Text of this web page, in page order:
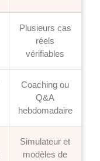
Plusieurs cas
réels
vérifiables
Coaching ou
Q&A
hebdomadaire
Simulateur et
modèles de